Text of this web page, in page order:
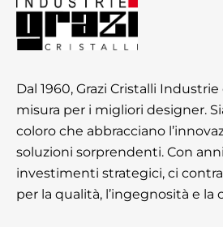
Dal 1960, Grazi Cristalli
misura per i migliori designer.
coloro che abbracciano
soluzioni sorprendenti. Con
investimenti strategici, ci
per la qualità, l’ingegnosità e la